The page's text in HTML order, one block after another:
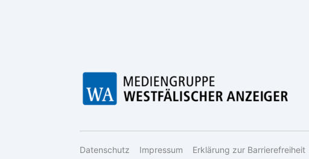
Datenschutz Impressum Erklärung zur Barrierefreiheit